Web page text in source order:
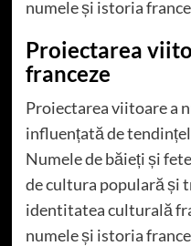
numele și istoria
Proiectarea
franceze
Proiectarea viitoare a
influențată de
Numele de băieți și
de cultura populară și
identitatea culturală
numele și istoria